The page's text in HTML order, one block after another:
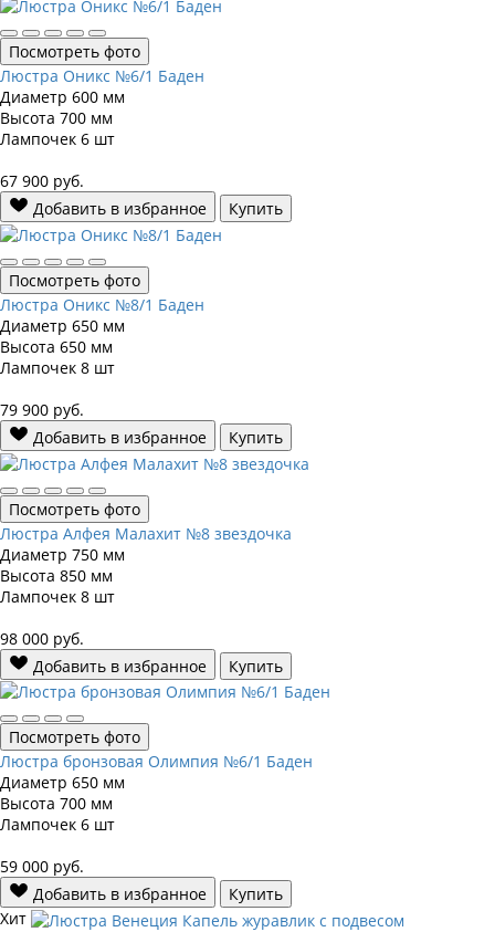
Посмотреть фото
Люстра Оникс №6/1 Баден
Диаметр 600 мм
Высота 700 мм
Лампочек 6 шт
67 900 руб.
Добавить в избранное
Купить
Посмотреть фото
Люстра Оникс №8/1 Баден
Диаметр 650 мм
Высота 650 мм
Лампочек 8 шт
79 900 руб.
Добавить в избранное
Купить
Посмотреть фото
Люстра Алфея Малахит №8 звездочка
Диаметр 750 мм
Высота 850 мм
Лампочек 8 шт
98 000 руб.
Добавить в избранное
Купить
Посмотреть фото
Люстра бронзовая Олимпия №6/1 Баден
Диаметр 650 мм
Высота 700 мм
Лампочек 6 шт
59 000 руб.
Добавить в избранное
Купить
Хит